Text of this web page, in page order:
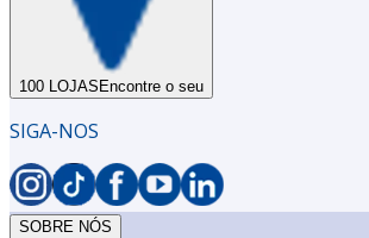
100 LOJAS Encontre o seu
SIGA-NOS
SOBRE NÓS